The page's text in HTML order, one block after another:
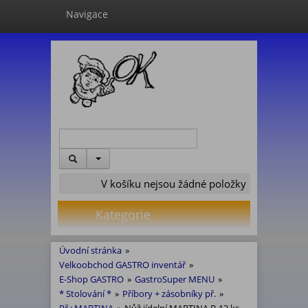
Navigace
V košíku nejsou žádné položky
Kategorie
Úvodní stránka »
Velkoobchod GASTRO inventář »
E-Shop GASTRO » GastroSuper MENU »
* Stolování * » Příbory + zásobníky př. »